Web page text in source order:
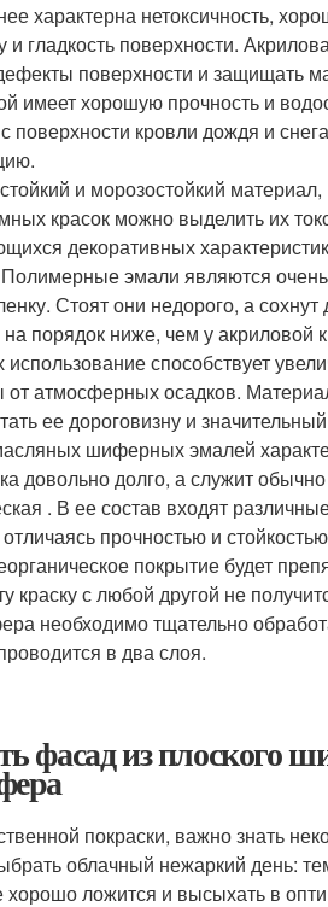
характерна нетоксичность,
и гладкость поверхности.
поверхности и защищать
имеет хорошую прочность и
поверхности кровли дождя и
и морозостойкий
красок можно выделить их
декоративных
эмали являются
Стоят они недорого, а
порядок ниже, чем у акриловой
способствует
атмосферных осадков.
ее дороговизну и
шиферных эмалей
довольно долго, а служит
. В ее состав входят
прочностью и
покрытие будет
краску с любой другой не
необходимо тщательно
в два слоя.
фасад из плоского
покраски, важно знать
облачный нежаркий день:
хорошо ложится и высыхать в